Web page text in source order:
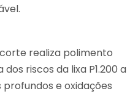
realiza polimento
riscos da lixa P1.200 a
profundos e oxidações